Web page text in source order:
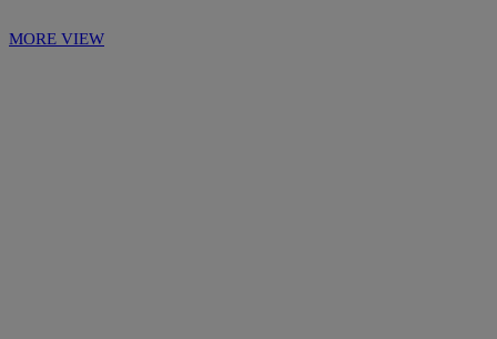
MORE VIEW